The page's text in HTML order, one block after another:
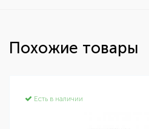
Похожие товары
Есть в наличии